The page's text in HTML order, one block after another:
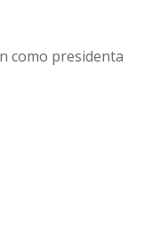
como presidenta